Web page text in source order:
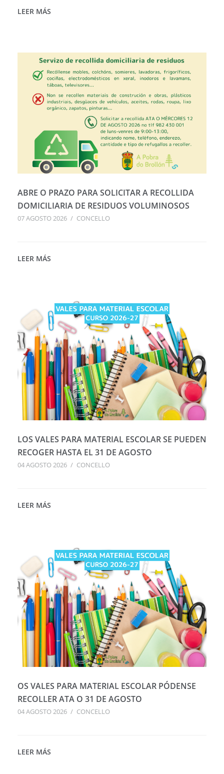
LEER MÁS
ABRE O PRAZO PARA SOLICITAR A RECOLLIDA
DOMICILIARIA DE RESIDUOS VOLUMINOSOS
07 AGOSTO 2026 / CONCELLO
LEER MÁS
LOS VALES PARA MATERIAL ESCOLAR SE PUEDEN
RECOGER HASTA EL 31 DE AGOSTO
04 AGOSTO 2026 / CONCELLO
LEER MÁS
OS VALES PARA MATERIAL ESCOLAR PÓDENSE
RECOLLER ATA O 31 DE AGOSTO
04 AGOSTO 2026 / CONCELLO
LEER MÁS